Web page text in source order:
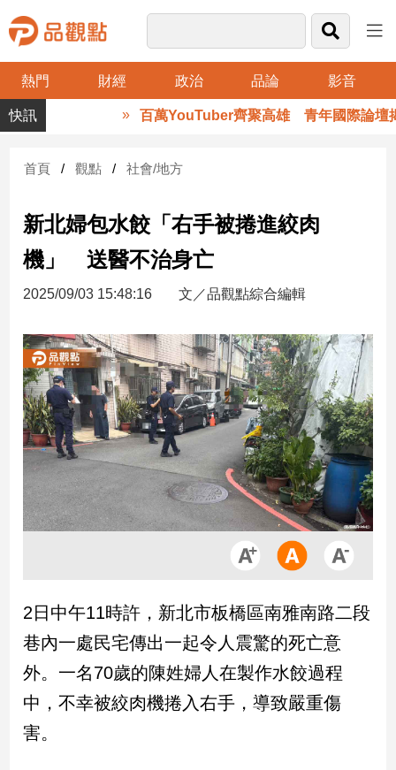
熱門 財經 政治 品論 影音
品
觀
財
台
財
新
產
經/
股
市
房
地
產
品
政
治
政
治
焦
品
百萬YouTuber齊聚高雄 青年國際論壇揭
首頁 觀點 社會/地方
新北婦包水餃「右手被捲進絞肉
機」 送醫不治身亡
2025/09/03 15:48:16 文／品觀點綜合編輯
2日中午11時許，新北市板橋區南雅南路二段
巷內一處民宅傳出一起令人震驚的死亡意
外。一名70歲的陳姓婦人在製作水餃過程
中，不幸被絞肉機捲入右手，導致嚴重傷
害。